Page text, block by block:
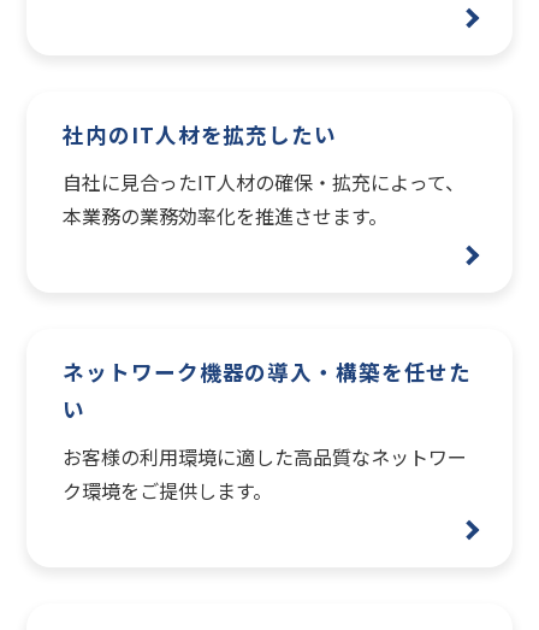
社内のIT人材を拡充したい
自社に見合ったIT人材の確保・拡充によって、
本業務の業務効率化を推進させます。
ネットワーク機器の導入・構築を任せた
い
お客様の利用環境に適した高品質なネットワー
ク環境をご提供します。